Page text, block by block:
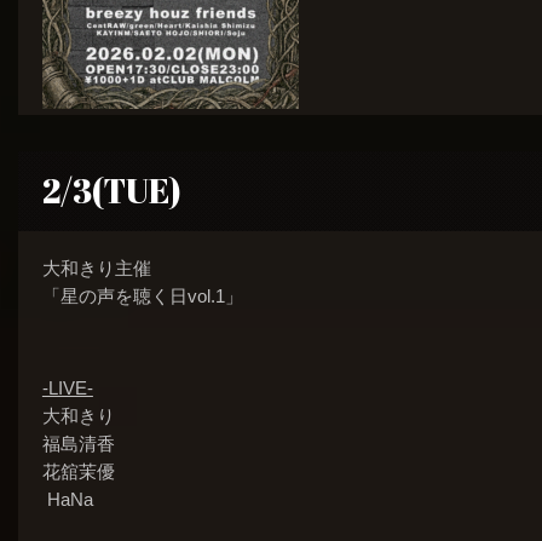
2/3(TUE)
大和きり主催
「星の声を聴く日vol.1」
-LIVE-
大和きり
福島清香
花舘茉優
HaNa